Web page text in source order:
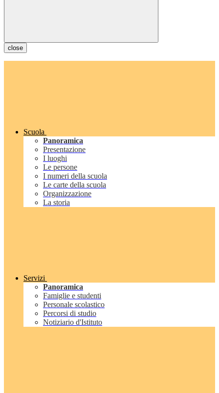
close
Scuola
Panoramica
Presentazione
I luoghi
Le persone
I numeri della scuola
Le carte della scuola
Organizzazione
La storia
Servizi
Panoramica
Famiglie e studenti
Personale scolastico
Percorsi di studio
Notiziario d'Istituto